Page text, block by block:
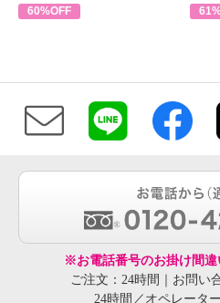
60%OFF
※お電話番号のお掛け間違
ご注文：24時間｜お問い
24時間／オペレータ